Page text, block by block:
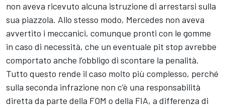
non aveva ricevuto alcuna istruzione di arrestarsi sulla
sua piazzola. Allo stesso modo, Mercedes non aveva
avvertito i meccanici, comunque pronti con le gomme
in caso di necessità, che un eventuale pit stop avrebbe
comportato anche l’obbligo di scontare la penalità.
Tutto questo rende il caso molto più complesso, perché
sulla seconda infrazione non c’è una responsabilità
diretta da parte della FOM o della FIA, a differenza di